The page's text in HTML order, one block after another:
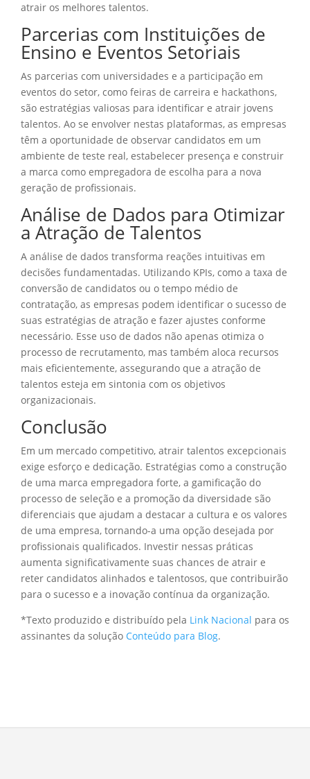
atrair os melhores talentos.
Parcerias com Instituições de
Ensino e Eventos Setoriais
As parcerias com universidades e a participação em
eventos do setor, como feiras de carreira e hackathons,
são estratégias valiosas para identificar e atrair jovens
talentos. Ao se envolver nestas plataformas, as empresas
têm a oportunidade de observar candidatos em um
ambiente de teste real, estabelecer presença e construir
a marca como empregadora de escolha para a nova
geração de profissionais.
Análise de Dados para Otimizar
a Atração de Talentos
A análise de dados transforma reações intuitivas em
decisões fundamentadas. Utilizando KPIs, como a taxa de
conversão de candidatos ou o tempo médio de
contratação, as empresas podem identificar o sucesso de
suas estratégias de atração e fazer ajustes conforme
necessário. Esse uso de dados não apenas otimiza o
processo de recrutamento, mas também aloca recursos
mais eficientemente, assegurando que a atração de
talentos esteja em sintonia com os objetivos
organizacionais.
Conclusão
Em um mercado competitivo, atrair talentos excepcionais
exige esforço e dedicação. Estratégias como a construção
de uma marca empregadora forte, a gamificação do
processo de seleção e a promoção da diversidade são
diferenciais que ajudam a destacar a cultura e os valores
de uma empresa, tornando-a uma opção desejada por
profissionais qualificados. Investir nessas práticas
aumenta significativamente suas chances de atrair e
reter candidatos alinhados e talentosos, que contribuirão
para o sucesso e a inovação contínua da organização.
*Texto produzido e distribuído pela Link Nacional para os
assinantes da solução Conteúdo para Blog.